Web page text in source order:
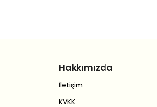
Hakkımızda
İletişim
KVKK